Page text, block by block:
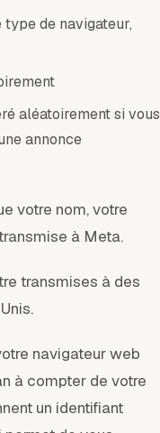
de navigateur,
aléatoirement si vous
annonce
votre nom, votre
à Meta.
transmises à des
navigateur web
à compter de votre
un identifiant